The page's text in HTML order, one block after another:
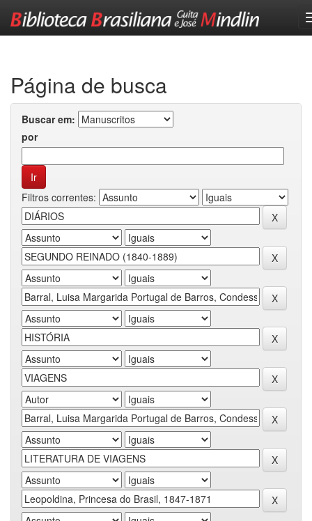
Página de busca
Buscar em:
por
Filtros correntes: